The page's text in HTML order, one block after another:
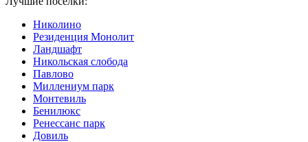
Николино
Резиденция Монолит
Ландшафт
Никольская слобода
Павлово
Миллениум парк
Монтевиль
Бенилюкс
Ренессанс парк
Довиль